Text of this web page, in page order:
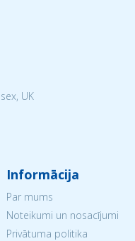
UK
Informācija
Par mums
Noteikumi un nosacījumi
Privātuma politika